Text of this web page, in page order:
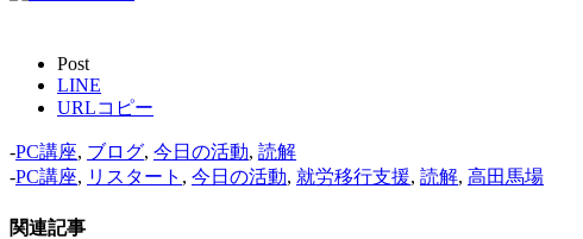
Post
LINE
URLコピー
-PC講座, ブログ, 今日の活動, 読解
-PC講座, リスタート , 今日の活動, 就労移行支援, 読解, 高田馬場
関連記事